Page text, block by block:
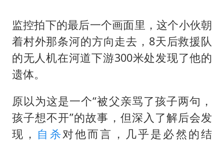
监控拍下的最后一个画面里，这个小伙朝
着村外那条河的方向走去，8天后救援队
的无人机在河道下游300米处发现了他的
遗体。
原以为这是一个“被父亲骂了孩子两句，
孩子想不开”的故事，但深入了解后会发
现， 自杀对他而言，几乎是必然的结